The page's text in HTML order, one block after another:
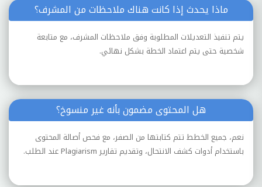
ماذا يحدث إذا كانت هناك ملاحظات من المشرف؟
يتم تنفيذ التعديلات المطلوبة وفق ملاحظات المشرف، مع متابعة
شخصية حتى يتم اعتماد الخطة بشكل نهائي.
هل المحتوى مضمون بأنه غير منسوخ؟
نعم، جميع الخطط تتم كتابتها من الصفر، مع فحص أصالة المحتوى
باستخدام أدوات كشف الانتحال، وتقديم تقارير Plagiarism عند الطلب.